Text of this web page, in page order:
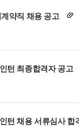
약직 채용 공고
턴 최종합격자 공고
턴 채용 서류심사 합